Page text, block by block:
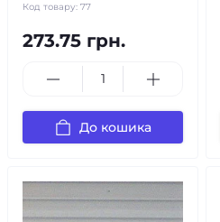
Код товару: 77
273.75 грн.
До кошика